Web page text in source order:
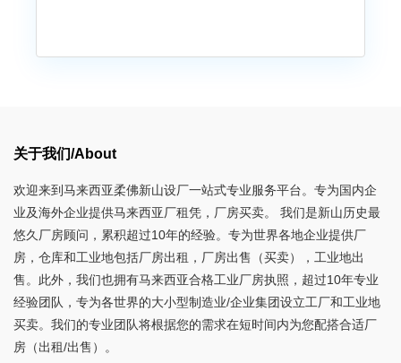
关于我们/About
欢迎来到马来西亚柔佛新山设厂一站式专业服务平台。专为国内企
业及海外企业提供马来西亚厂租凭，厂房买卖。 我们是新山历史最
悠久厂房顾问，累积超过10年的经验。专为世界各地企业提供厂
房，仓库和工业地包括厂房出租，厂房出售（买卖），工业地出
售。此外，我们也拥有马来西亚合格工业厂房执照，超过10年专业
经验团队，专为各世界的大小型制造业/企业集团设立工厂和工业地
买卖。我们的专业团队将根据您的需求在短时间内为您配搭合适厂
房（出租/出售）。